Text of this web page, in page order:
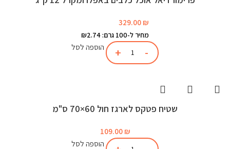
329.00 ₪
מחיר ל-100 גרם: ₪2.74
הוספה לסל
שטיח פטקס לארגז חול 60×70 ס"מ
109.00 ₪
הוספה לסל